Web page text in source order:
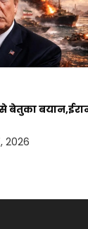
से बेतुका
2026